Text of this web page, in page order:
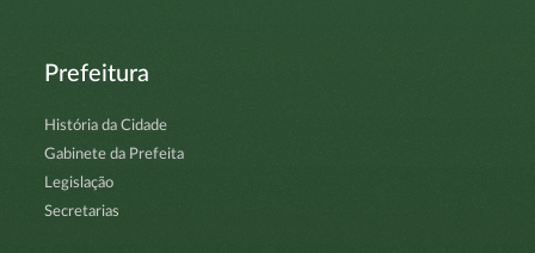
Prefeitura
História da Cidade
Gabinete da Prefeita
Legislação
Secretarias